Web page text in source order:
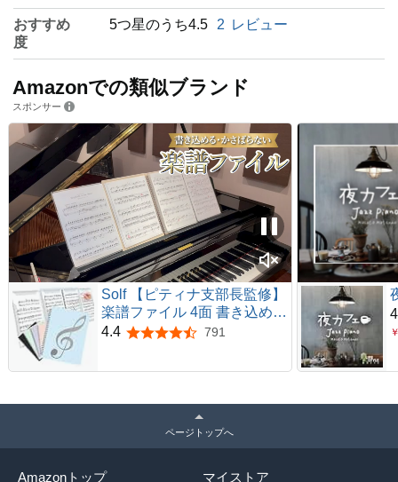
おすすめ
度
5つ星のうち4.5 2 レビュー
Amazonでの類似ブランド
スポンサー
Solf 【ピティナ支部長監修】
楽譜ファイル 4面 書き込める
台紙 見開き A4 10枚/40面 ピ
4.4 5つ星のうち4.4
791
ページトップへ
マイストア
Amazonトップ